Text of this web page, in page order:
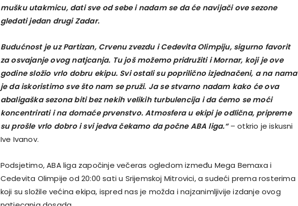
mušku utakmicu, dati sve od sebe i nadam se da će navijači ove sezone
gledati jedan drugi Zadar.
Budućnost je uz Partizan, Crvenu zvezdu i Cedevita Olimpiju, sigurno favorit
za osvajanje ovog natjcanja. Tu još možemo pridružiti i Mornar, koji je ove
godine složio vrlo dobru ekipu. Svi ostali su poprilično izjednačeni, a na nama
je da iskoristimo sve što nam se pruži. Ja se stvarno nadam kako će ova
abaligaška sezona biti bez nekih velikih turbulencija i da ćemo se moći
koncentrirati i na domaće prvenstvo. Atmosfera u ekipi je odlična, pripreme
su prošle vrlo dobro i svi jedva čekamo da počne ABA liga.“– otkrio je iskusni
Ive Ivanov.
Podsjetimo, ABA liga započinje večeras ogledom između Mega Bemaxa i
Cedevita Olimpije od 20:00 sati u Srijemskoj Mitrovici, a sudeći prema rosterima
koji su složile većina ekipa, ispred nas je možda i najzanimljivije izdanje ovog